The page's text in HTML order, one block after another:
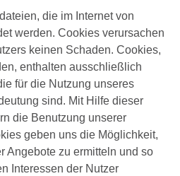
die im Internet von
werden. Cookies verursachen
keinen Schaden. Cookies,
enthalten ausschließlich
für die Nutzung unseres
sind. Mit Hilfe dieser
die Benutzung unserer
geben uns die Möglichkeit,
Angebote zu ermitteln und so
Interessen der Nutzer